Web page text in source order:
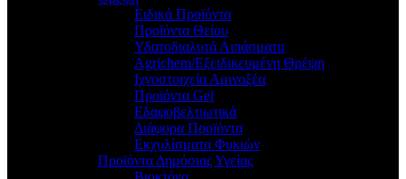
Ειδικά Προϊόντα
Προϊόντα Θείου
Υδατοδιαλυτά Λιπάσματα
Agrichem/Εξειδικευμένη Θρέψη
Ιχνοστοιχεία Αμινοξέα
Προϊόντα Gel
Εδαφοβελτιωτικά
Διάφορα Προϊόντα
Εκχυλίσματα Φυκιών
Προϊόντα Δημόσιας Υγείας